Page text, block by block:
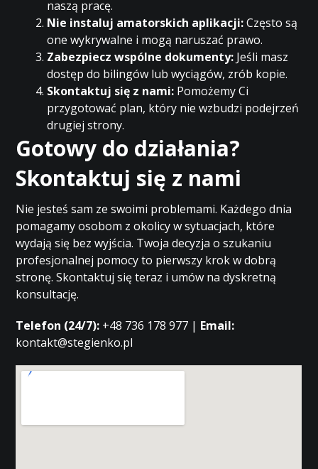
naszą pracę.
Nie instaluj amatorskich aplikacji:Często są
one wykrywalne i mogą naruszać prawo.
Zabezpiecz wspólne dokumenty: Jeśli masz
dostęp do bilingów lub wyciągów, zrób kopie.
Skontaktuj się z nami: Pomożemy Ci
przygotować plan, który nie wzbudzi podejrzeń
drugiej strony.
Gotowy do działania?
Skontaktuj się z nami
Nie jesteś sam ze swoimi problemami. Każdego dnia
pomagamy osobom z okolicy w sytuacjach, które
wydają się bez wyjścia. Twoja decyzja o szukaniu
profesjonalnej pomocy to pierwszy krok w dobrą
stronę. Skontaktuj się teraz i umów na dyskretną
konsultację.
Telefon (24/7): +48 736 178 977 | Email:
kontakt@stegienko.pl